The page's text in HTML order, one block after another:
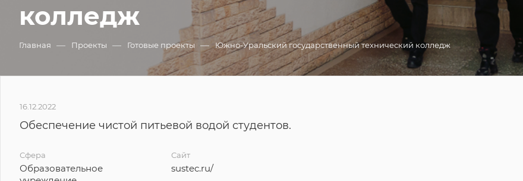
колледж
Главная — Проекты — Готовые проекты — Южно-Уральский государственный технический колледж
16.12.2022
Обеспечение чистой питьевой водой студентов.
Сфера
Образовательное
Сайт
sustec.ru/